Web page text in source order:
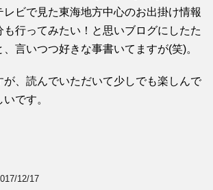
レビで見た東海地方中心のお出掛け情報
も行ってみたい！と思いブログにしたた
言いつつ好きな事書いてますが(笑)。
が、読んでいただいて少しでも楽しんで
です。
12/17